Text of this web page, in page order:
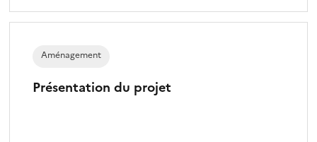
Présentation du projet
Aménagement